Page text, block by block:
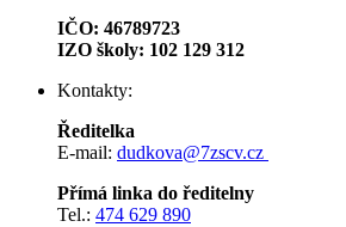
IČO: 46789723
IZO školy: 102 129 312
Kontakty:
Ředitelka
E-mail: dudkova@7zscv.cz
Přímá linka do ředitelny
Tel.: 474 629 890